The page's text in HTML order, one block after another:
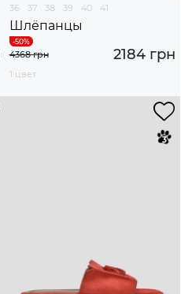
36 37 38 39 40 41
Шлёпанцы
2184 грн
4368 грн
1 цвет